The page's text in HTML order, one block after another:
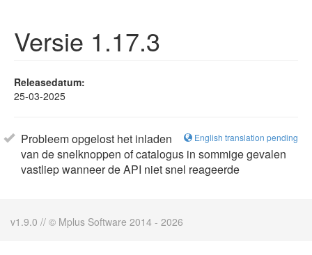
Versie 1.17.3
Releasedatum:
25-03-2025
English translation pending
Probleem opgelost het inladen
van de snelknoppen of catalogus in sommige gevalen
vastliep wanneer de API niet snel reageerde
v1.9.0 // © Mplus Software 2014 - 2026